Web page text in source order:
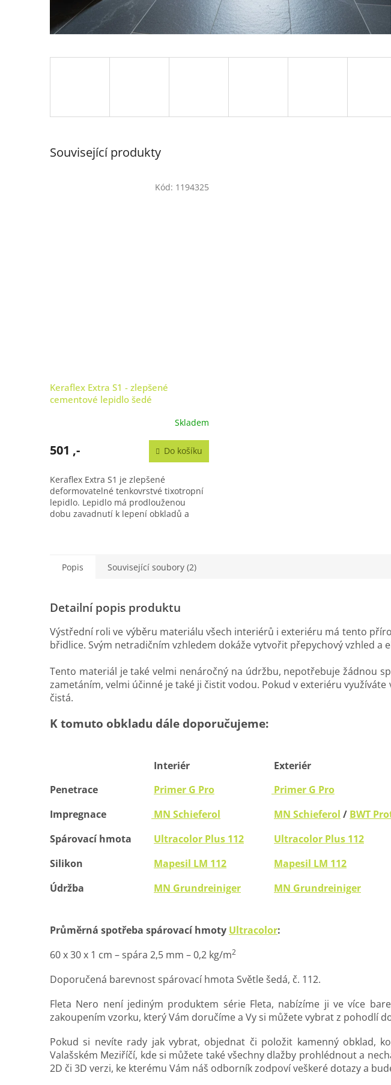
Související produkty
Keraflex Extra S1 - zlepšené
cementové lepidlo šedé
Skladem
501 ,- Do košíku
Keraflex Extra S1 je zlepšené
deformovatelné tenkovrstvé tixotropní
lepidlo. Lepidlo má prodlouženou
dobu zavadnutí k lepení obkladů a
Kód: 1194325
Popis Související soubory (2)
Detailní popis produktu
Výstřední roli ve výběru materiálu všech interiérů i exteriéru má tento
břidlice. Svým netradičním vzhledem dokáže vytvořit přepychový vzhled a
Tento materiál je také velmi nenáročný na údržbu, nepotřebuje žádnou
zametáním, velmi účinné je také ji čistit vodou. Pokud v exteriéru
čistá.
K tomuto obkladu dále doporučujeme:
Interiér
Exteriér
Penetrace
Primer G Pro
Primer G Pro
Impregnace
MN Schieferol MN Schieferol / BWT
Spárovací hmota
Ultracolor Plus 112
Ultracolor Plus 112
Silikon
Mapesil LM 112
Mapesil LM 112
Údržba
MN Grundreiniger MN Grundreiniger
Průměrná spotřeba spárovací hmoty Ultracolor:
60 x 30 x 1 cm – spára 2,5 mm – 0,2 kg/m2
Doporučená barevnost spárovací hmota Světle šedá, č. 112.
Fleta Nero není jediným produktem série Fleta, nabízíme ji ve více
zakoupením vzorku, který Vám doručíme a Vy si můžete vybrat z pohodlí
Pokud si nevíte rady jak vybrat, objednat či položit kamenný obklad,
Valašském Meziříčí, kde si můžete také všechny dlažby prohlédnout a
2D či 3D verzi, ke kterému Vám náš odborník zodpoví veškeré dotazy a